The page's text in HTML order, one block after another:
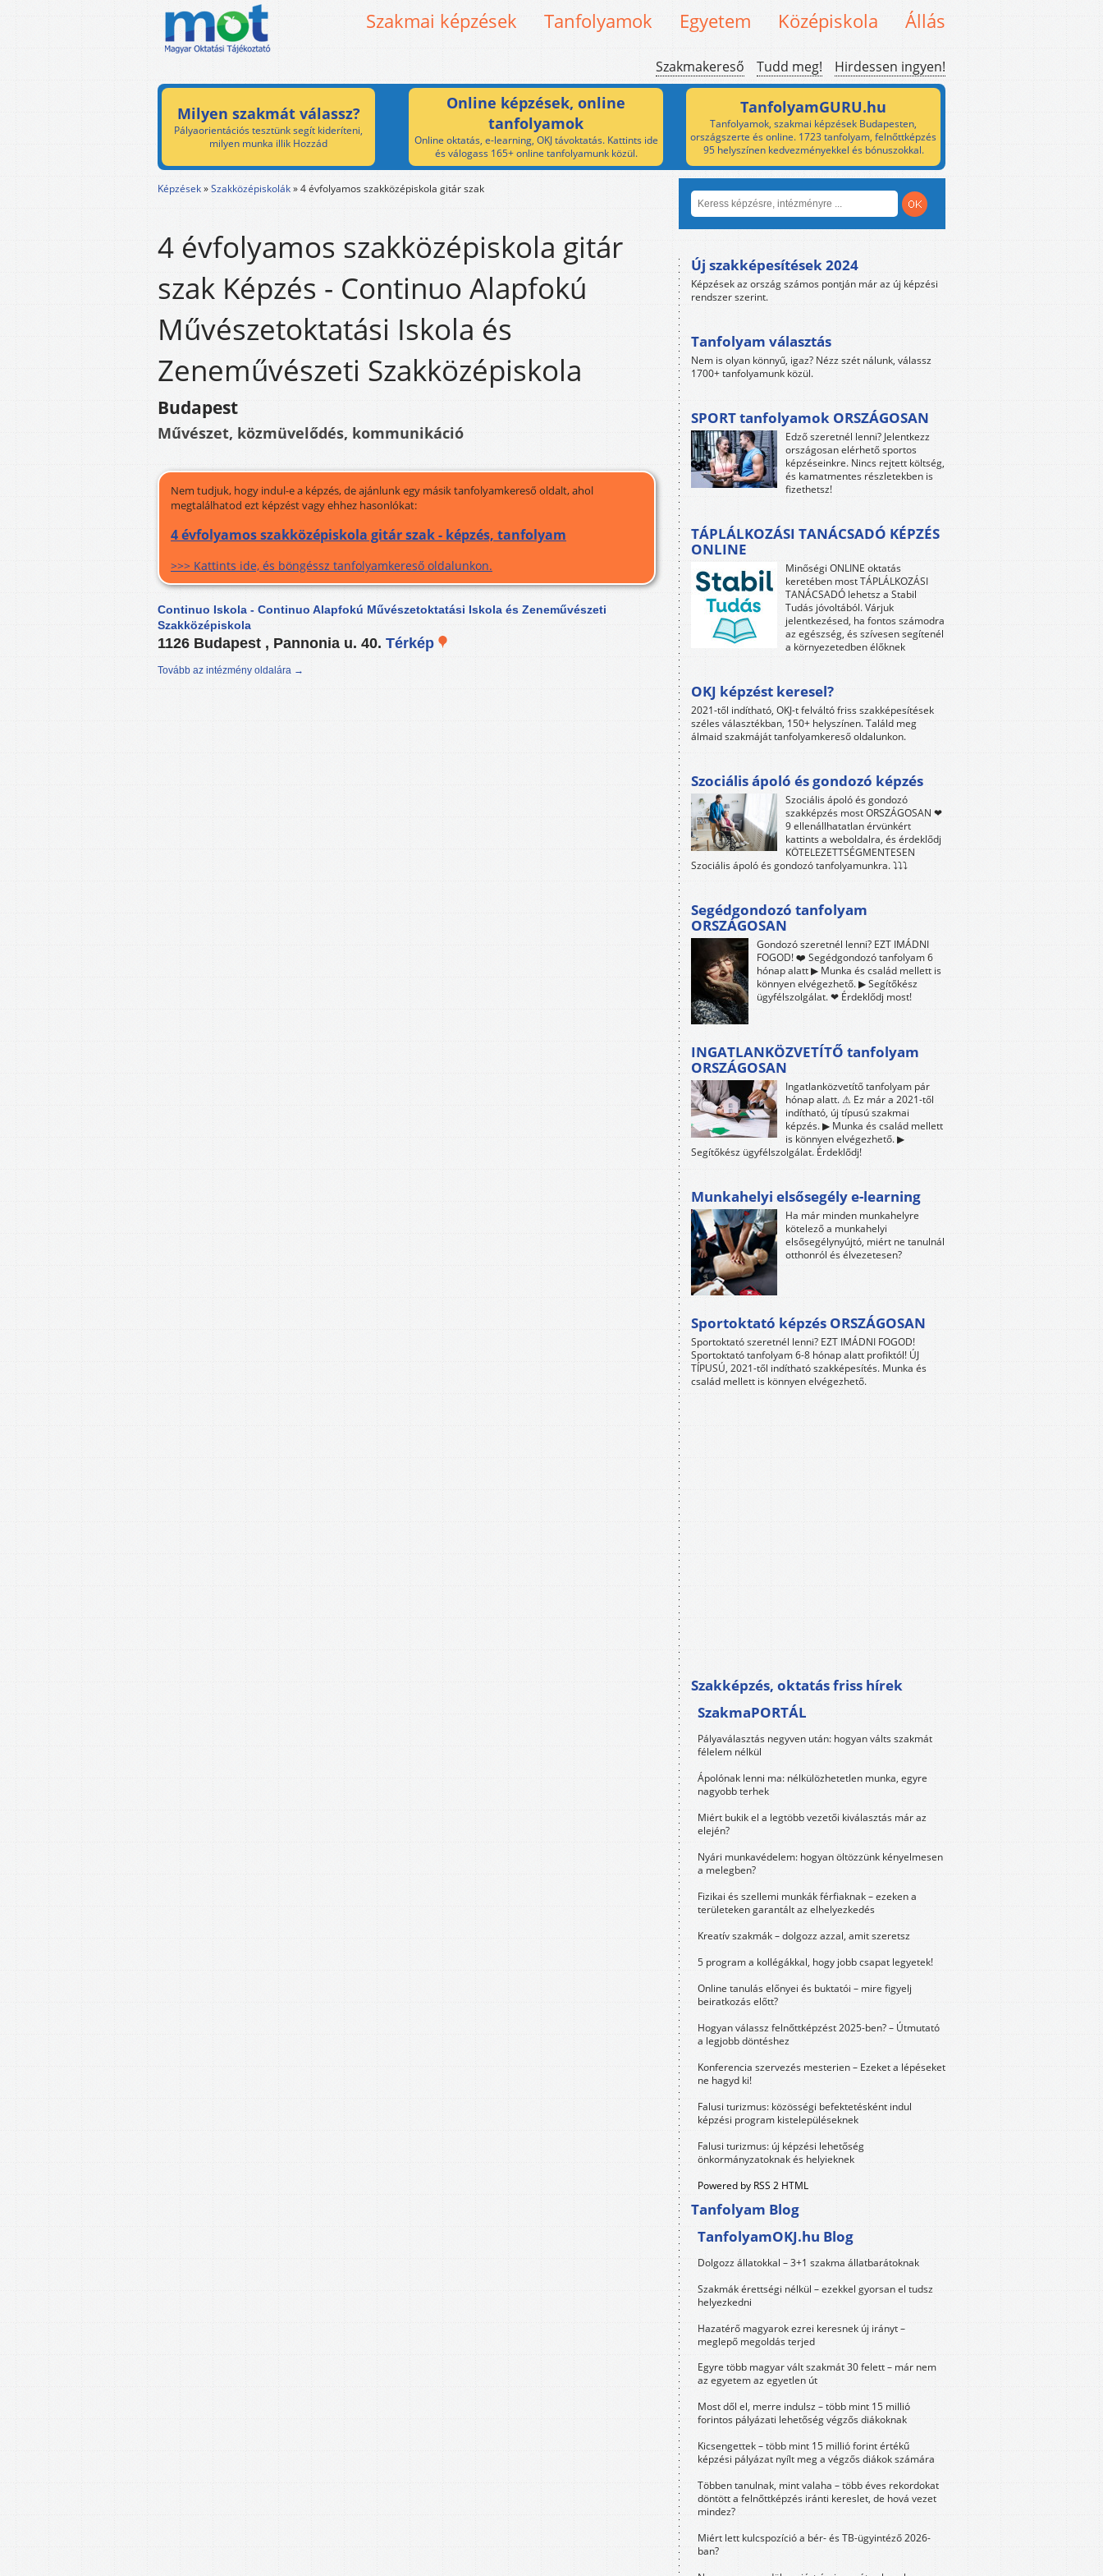
Szakmai képzések Tanfolyamok Egyetem Középiskola Állás
Szakmakereső Tudd meg! Hirdessen ingyen!
Milyen szakmát válassz?
Pályaorientációs tesztünk segít kideríteni,
milyen munka illik Hozzád
Online képzések, online
tanfolyamok
Online oktatás, e-learning, OKJ távoktatás. Kattints ide
és válogass 165+ online tanfolyamunk közül.
TanfolyamGURU.hu
Tanfolyamok, szakmai képzések Budapesten,
országszerte és online. 1723 tanfolyam, felnőttképzés
95 helyszínen kedvezményekkel és bónuszokkal.
Képzések»Szakközépiskolák»4 évfolyamos szakközépiskola gitár szak
4 évfolyamos szakközépiskola gitár
szak Képzés - Continuo Alapfokú
Művészetoktatási Iskola és
Zeneművészeti Szakközépiskola
Budapest
Művészet, közmüvelődés, kommunikáció
Nem tudjuk, hogy indul-e a képzés, de ajánlunk egy másik tanfolyamkereső oldalt, ahol
megtalálhatod ezt képzést vagy ehhez hasonlókat:
4 évfolyamos szakközépiskola gitár szak - képzés, tanfolyam
>>> Kattints ide, és böngéssz tanfolyamkereső oldalunkon.
Continuo Iskola - Continuo Alapfokú Művészetoktatási Iskola és Zeneművészeti
Szakközépiskola
1126 Budapest , Pannonia u. 40. Térkép
Tovább az intézmény oldalára →
Új szakképesítések 2024
Képzések az ország számos pontján már az új képzési
rendszer szerint.
Tanfolyam választás
Nem is olyan könnyű, igaz? Nézz szét nálunk, válassz
1700+ tanfolyamunk közül.
SPORT tanfolyamok ORSZÁGOSAN
Edző szeretnél lenni? Jelentkezz
országosan elérhető sportos
képzéseinkre. Nincs rejtett költség,
és kamatmentes részletekben is
fizethetsz!
TÁPLÁLKOZÁSI TANÁCSADÓ KÉPZÉS
ONLINE
Minőségi ONLINE oktatás
keretében most TÁPLÁLKOZÁSI
TANÁCSADÓ lehetsz a Stabil
Tudás jóvoltából. Várjuk
jelentkezésed, ha fontos számodra
az egészség, és szívesen segítenél
a környezetedben élőknek
OKJ képzést keresel?
2021-től indítható, OKJ-t felváltó friss szakképesítések
széles választékban, 150+ helyszínen. Találd meg
álmaid szakmáját tanfolyamkereső oldalunkon.
Szociális ápoló és gondozó képzés
Szociális ápoló és gondozó
szakképzés most ORSZÁGOSAN ❤
9 ellenállhatatlan érvünkért
kattints a weboldalra, és érdeklődj
KÖTELEZETTSÉGMENTESEN
Szociális ápoló és gondozó tanfolyamunkra. ⤵⤵⤵
Segédgondozó tanfolyam
ORSZÁGOSAN
Gondozó szeretnél lenni? EZT IMÁDNI
FOGOD! ❤️ Segédgondozó tanfolyam 6
hónap alatt ▶ Munka és család mellett is
könnyen elvégezhető. ▶ Segítőkész
ügyfélszolgálat. ❤ Érdeklődj most!
INGATLANKÖZVETÍTŐ tanfolyam
ORSZÁGOSAN
Ingatlanközvetítő tanfolyam pár
hónap alatt. ⚠ Ez már a 2021-től
indítható, új típusú szakmai
képzés. ▶ Munka és család mellett
is könnyen elvégezhető. ▶
Segítőkész ügyfélszolgálat. Érdeklődj!
Munkahelyi elsősegély e-learning
Ha már minden munkahelyre
kötelező a munkahelyi
elsősegélynyújtó, miért ne tanulnál
otthonról és élvezetesen?
Sportoktató képzés ORSZÁGOSAN
Sportoktató szeretnél lenni? EZT IMÁDNI FOGOD!
Sportoktató tanfolyam 6-8 hónap alatt profiktól! ÚJ
TÍPUSÚ, 2021-től indítható szakképesítés. Munka és
család mellett is könnyen elvégezhető.
Szakképzés, oktatás friss hírek
SzakmaPORTÁL
Pályaválasztás negyven után: hogyan válts szakmát
félelem nélkül
Ápolónak lenni ma: nélkülözhetetlen munka, egyre
nagyobb terhek
Miért bukik el a legtöbb vezetői kiválasztás már az
elején?
Nyári munkavédelem: hogyan öltözzünk kényelmesen
a melegben?
Fizikai és szellemi munkák férfiaknak – ezeken a
területeken garantált az elhelyezkedés
Kreatív szakmák – dolgozz azzal, amit szeretsz
5 program a kollégákkal, hogy jobb csapat legyetek!
Online tanulás előnyei és buktatói – mire figyelj
beiratkozás előtt?
Hogyan válassz felnőttképzést 2025-ben? – Útmutató
a legjobb döntéshez
Konferencia szervezés mesterien – Ezeket a lépéseket
ne hagyd ki!
Falusi turizmus: közösségi befektetésként indul
képzési program kistelepüléseknek
Falusi turizmus: új képzési lehetőség
önkormányzatoknak és helyieknek
Powered by RSS 2 HTML
Tanfolyam Blog
TanfolyamOKJ.hu Blog
Dolgozz állatokkal – 3+1 szakma állatbarátoknak
Szakmák érettségi nélkül – ezekkel gyorsan el tudsz
helyezkedni
Hazatérő magyarok ezrei keresnek új irányt –
meglepő megoldás terjed
Egyre több magyar vált szakmát 30 felett – már nem
az egyetem az egyetlen út
Most dől el, merre indulsz – több mint 15 millió
forintos pályázati lehetőség végzős diákoknak
Kicsengettek – több mint 15 millió forint értékű
képzési pályázat nyílt meg a végzős diákok számára
Többen tanulnak, mint valaha – több éves rekordokat
döntött a felnőttképzés iránti kereslet, de hová vezet
mindez?
Miért lett kulcspozíció a bér- és TB-ügyintéző 2026-
ban?